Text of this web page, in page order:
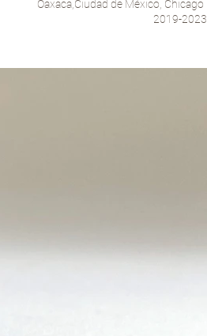
Oaxaca,Ciudad de México, Chicago
2019-2023